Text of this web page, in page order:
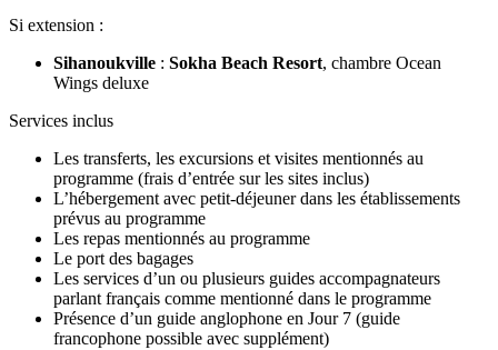
Si extension :
Sihanoukville : Sokha Beach Resort, chambre Ocean
Wings deluxe
Services inclus
Les transferts, les excursions et visites mentionnés au
programme (frais d’entrée sur les sites inclus)
L’hébergement avec petit-déjeuner dans les établissements
prévus au programme
Les repas mentionnés au programme
Le port des bagages
Les services d’un ou plusieurs guides accompagnateurs
parlant français comme mentionné dans le programme
Présence d’un guide anglophone en Jour 7 (guide
francophone possible avec supplément)